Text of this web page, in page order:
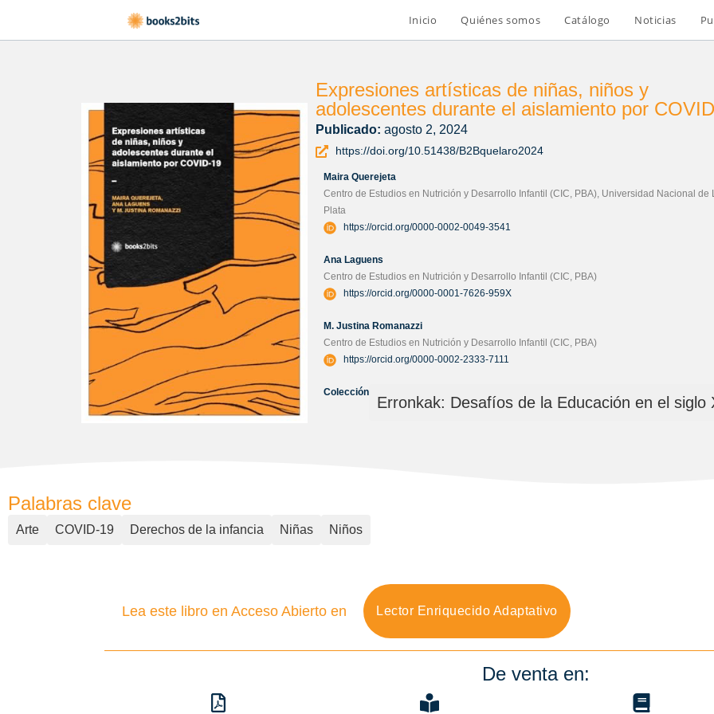
Inicio Quiénes somos Catálogo Noticias
Expresiones artísticas de niñas, niños y
adolescentes durante el aislamiento por
Publicado: agosto 2, 2024
https://doi.org/10.51438/B2Bquelaro2024
Maira Querejeta
Centro de Estudios en Nutrición y Desarrollo Infantil (CIC, PBA), Universidad Nacional de
Plata
https://orcid.org/0000-0002-0049-3541
Ana Laguens
Centro de Estudios en Nutrición y Desarrollo Infantil (CIC, PBA)
https://orcid.org/0000-0001-7626-959X
M. Justina Romanazzi
Centro de Estudios en Nutrición y Desarrollo Infantil (CIC, PBA)
https://orcid.org/0000-0002-2333-7111
Colección
Erronkak: Desafíos de la Educación en el siglo
Palabras clave
Arte COVID-19 Derechos de la infancia Niñas Niños
Lea este libro en Acceso Abierto en Lector Enriquecido Adaptativo
De venta en: